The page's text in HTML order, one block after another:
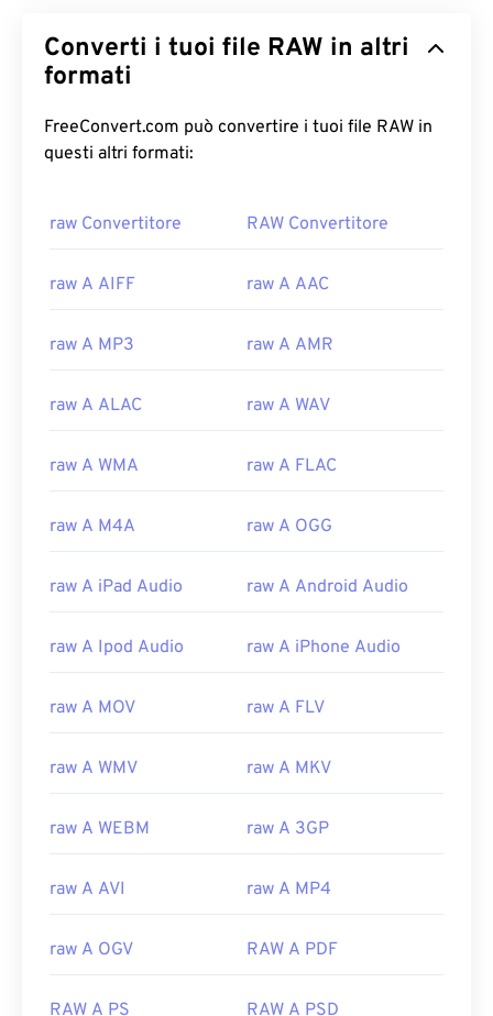
Converti i tuoi file RAW in altri
formati
FreeConvert.com può convertire i tuoi file RAW in
questi altri formati:
raw Convertitore RAW Convertitore
raw A AIFF raw A AAC
raw A MP3 raw A AMR
raw A ALAC raw A WAV
raw A WMA raw A FLAC
raw A M4A raw A OGG
raw A iPad Audio raw A Android Audio
raw A Ipod Audio raw A iPhone Audio
raw A MOV raw A FLV
raw A WMV raw A MKV
raw A WEBM raw A 3GP
raw A AVI raw A MP4
raw A OGV RAW A PDF
RAW A PS RAW A PSD